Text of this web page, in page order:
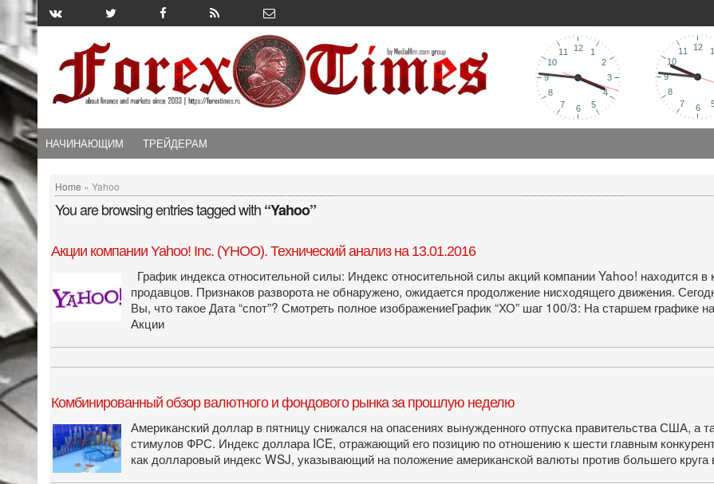
НАЧИНАЮЩИМ ТРЕЙДЕРАМ
Home » Yahoo
You are browsing entries tagged with“Yahoo”
Акции компании Yahoo! Inc. (YHOO). Технический анализ на 13.01.2016
График индекса относительной силы: Индекс относительной силы акций компании Yahoo! находится в
продавцов. Признаков разворота не обнаружено, ожидается продолжение нисходящего движения.
Вы, что такое Дата “спот”? Смотреть полное изображениеГрафик “ХО” шаг 100/3: На старшем графике
Акции
Комбинированный обзор валютного и фондового рынка за прошлую неделю
Американский доллар в пятницу снижался на опасениях вынужденного отпуска правительства США, а
стимулов ФРС. Индекс доллара ICE, отражающий его позицию по отношению к шести главным
как долларовый индекс WSJ, указывающий на положение американской валюты против большего круга